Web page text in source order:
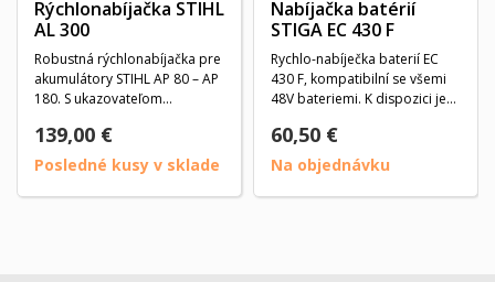
Rýchlonabíjačka STIHL
AL 300
Robustná rýchlonabíjačka pre
akumulátory STIHL AP 80 – AP
180. S ukazovateľom
139,00 €
Posledné kusy v sklade
Nabíjačka batérií
STIGA EC 430 F
Rychlo-nabíječka baterií EC
430 F, kompatibilní se všemi
48V bateriemi. K dispozici je
60,50 €
Na objednávku